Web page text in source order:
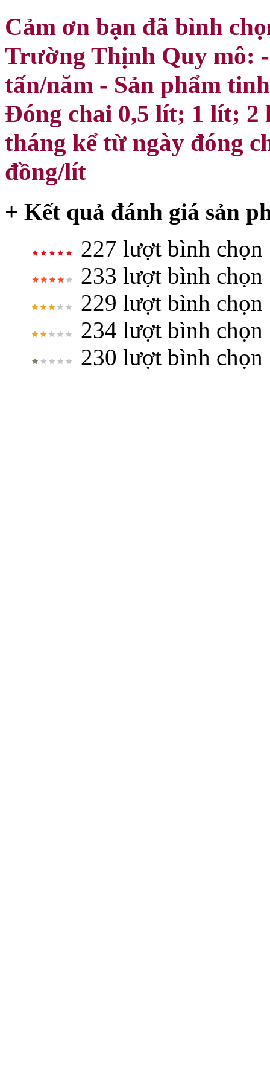
Cảm ơn bạn đã bình
Trường Thịnh Quy mô:
tấn/năm - Sản phẩm
Đóng chai 0,5 lít; 1 lít; 2
tháng kể từ ngày đóng
đồng/lít
+ Kết quả đánh giá sản
227 lượt bình chọn
233 lượt bình chọn
229 lượt bình chọn
234 lượt bình chọn
230 lượt bình chọn